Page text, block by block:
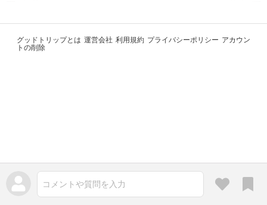
コメントや質問を入力
グッドトリップとは 運営会社 利用規約 プライバシーポリシー アカウン
トの削除